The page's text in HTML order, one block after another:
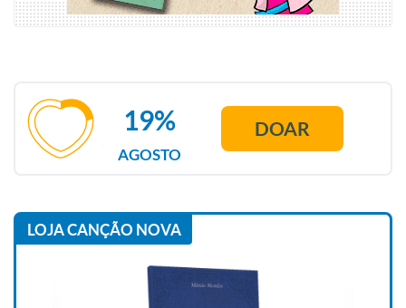
AGOSTO
19% DOAR
LOJA CANÇÃO NOVA